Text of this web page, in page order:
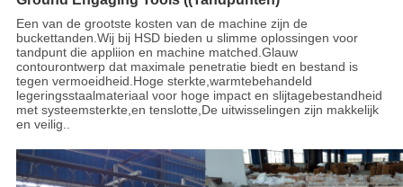
Een van de grootste kosten van de machine zijn de
buckettanden.Wij bij HSD bieden u slimme oplossingen voor
tandpunt die appliion en machine matched.Glauw
contourontwerp dat maximale penetratie biedt en bestand is
tegen vermoeidheid.Hoge sterkte,warmtebehandeld
legeringsstaalmateriaal voor hoge impact en slijtagebestandheid
met systeemsterkte,en tenslotte,De uitwisselingen zijn makkelijk
en veilig..